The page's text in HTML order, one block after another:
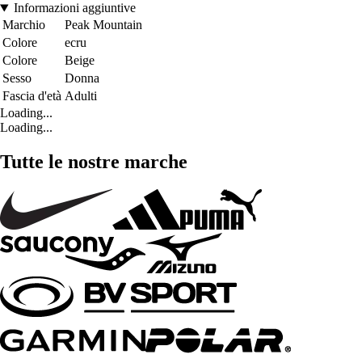
Informazioni aggiuntive
Marchio
Peak Mountain
Colore
ecru
Colore
Beige
Sesso
Donna
Fascia d'età Adulti
Loading...
Loading...
Tutte le nostre marche